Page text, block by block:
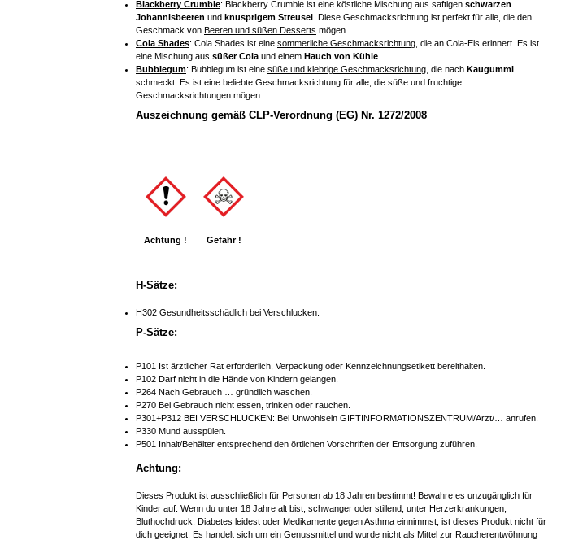
Blackberry Crumble: Blackberry Crumble ist eine köstliche Mischung aus saftigen schwarzen
Johannisbeeren und knusprigem Streusel . Diese Geschmacksrichtung ist perfekt für alle, die den
Geschmack von Beeren und süßen Desserts mögen.
Cola Shades: Cola Shades ist eine sommerliche Geschmacksrichtung , die an Cola-Eis erinnert. Es ist
eine Mischung aus süßer Cola und einem Hauch von Kühle
Bubblegum: Bubblegum ist eine süße und klebrige Geschmacksrichtung , die nach Kaugummi
schmeckt. Es ist eine beliebte Geschmacksrichtung für alle, die süße und fruchtige
Geschmacksrichtungen mögen.
Auszeichnung gemäß CLP-Verordnung (EG) Nr. 1272/2008
Achtung ! Gefahr !
H-Sätze:
H302 Gesundheitsschädlich bei Verschlucken.
P-Sätze:
P101 Ist ärztlicher Rat erforderlich, Verpackung oder Kennzeichnungsetikett bereithalten.
P102 Darf nicht in die Hände von Kindern gelangen.
P264 Nach Gebrauch … gründlich waschen.
P270 Bei Gebrauch nicht essen, trinken oder rauchen.
P301+P312 BEI VERSCHLUCKEN: Bei Unwohlsein GIFTINFORMATIONSZENTRUM/Arzt/… anrufen.
P330 Mund ausspülen.
P501 Inhalt/Behälter entsprechend den örtlichen Vorschriften der Entsorgung zuführen.
Achtung:
Dieses Produkt ist ausschließlich für Personen ab 18 Jahren bestimmt! Bewahre es unzugänglich für
Kinder auf. Wenn du unter 18 Jahre alt bist, schwanger oder stillend, unter Herzerkrankungen,
Bluthochdruck, Diabetes leidest oder Medikamente gegen Asthma einnimmst, ist dieses Produkt nicht für
dich geeignet. Es handelt sich um ein Genussmittel und wurde nicht als Mittel zur Raucherentwöhnung